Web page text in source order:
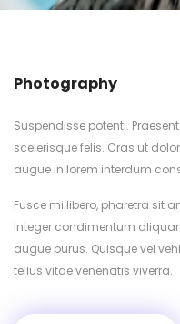
Photography
Suspendisse potenti.
scelerisque felis. Cras ut
augue in lorem interdum
Fusce mi libero, pharetra sit
Integer condimentum
augue purus. Quisque vel
tellus vitae venenatis viverra.